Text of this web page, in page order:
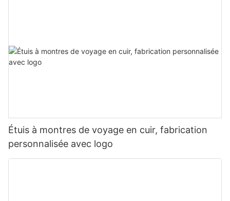
Étuis à montres de voyage en cuir, fabrication
personnalisée avec logo